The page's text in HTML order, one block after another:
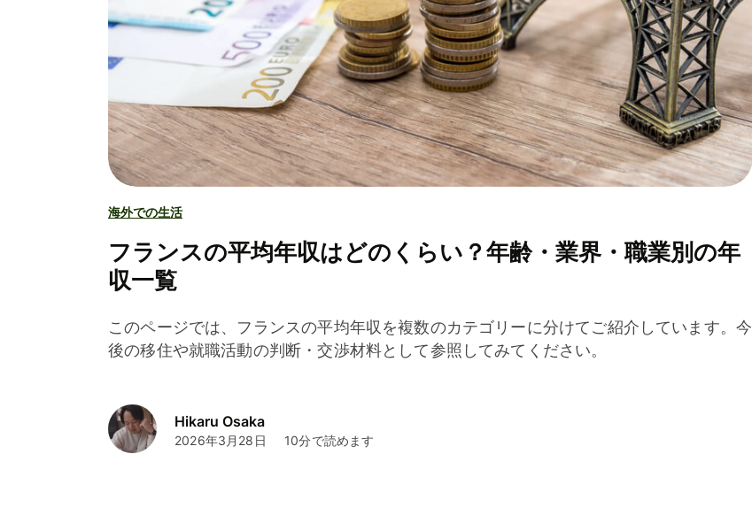
海外での生活
フランスの平均年収はどのくらい？年齢・業界・職業別の年
収一覧
このページでは、フランスの平均年収を複数のカテゴリーに分けてご紹介しています。今
後の移住や就職活動の判断・交渉材料として参照してみてください。
Hikaru Osaka
2026年3月28日 10分で読めます